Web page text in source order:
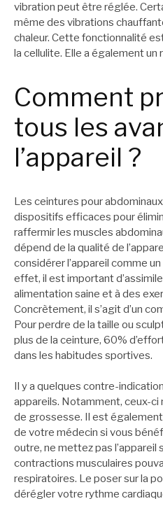
vibration peut être réglée.
même des vibrations
chaleur. Cette fonctionnalité
la cellulite. Elle a également un
Comment
tous les
l’appareil ?
Les ceintures pour
dispositifs efficaces pour
raffermir les muscles
dépend de la qualité de
considérer l’appareil comme
effet, il est important
alimentation saine et à des
Concrètement, il s’agit d’un
Pour perdre de la taille ou
plus de la ceinture, 60%
dans les habitudes sportives.
Il y a quelques contre-
appareils. Notamment, ceux-ci
de grossesse. Il est
de votre médecin si vous
outre, ne mettez pas l’appareil
contractions musculaires
respiratoires. Le poser sur la
dérégler votre rythme